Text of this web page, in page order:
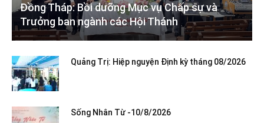
Đồng Tháp: Bồi dưỡng Mục vụ Chấp sự và
Trưởng ban ngành các Hội Thánh
Quảng Trị: Hiệp nguyện Định kỳ tháng 08/2026
Sống Nhân Từ -10/8/2026